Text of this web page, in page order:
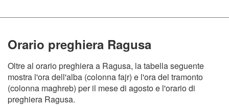
Orario preghiera Ragusa
Oltre al orario preghiera a Ragusa, la tabella seguente
mostra l'ora dell'alba (colonna fajr) e l'ora del tramonto
(colonna maghreb) per il mese di agosto e l'orario di
preghiera Ragusa.